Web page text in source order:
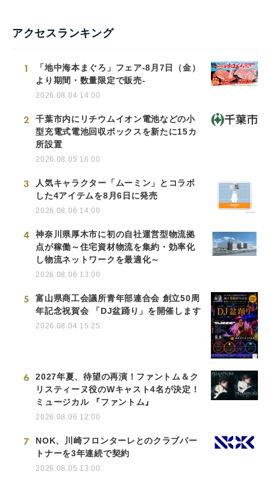
アクセスランキング
1
「地中海本まぐろ」フェア-8月7日（金）
より期間・数量限定で販売-
2026.08.04 14:00
2
千葉市内にリチウムイオン電池などの小
型充電式電池回収ボックスを新たに15カ
所設置
2026.08.05 16:00
3
人気キャラクター「ムーミン」とコラボ
した4アイテムを8月6日に発売
2026.08.06 14:00
4
神奈川県厚木市に初の自社運営型物流拠
点が稼働～住宅資材物流を集約・効率化
し物流ネットワークを最適化～
2026.08.06 13:00
5
富山県商工会議所青年部連合会 創立50周
年記念祝賀会 「DJ盆踊り」を開催します
2026.08.04 15:25
6
2027年夏、待望の再演！ファントム＆ク
リスティーヌ役のWキャスト4名が決定！
ミュージカル 『ファントム』
2026.08.06 12:00
7
NOK、川崎フロンターレとのクラブパー
トナーを3年連続で契約
2026.08.05 13:00